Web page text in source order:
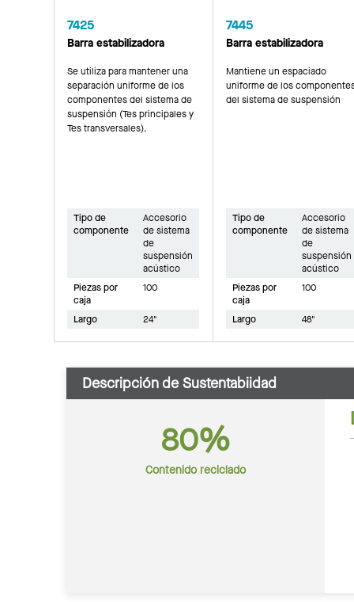
7425
Barra estabilizadora
Se utiliza para mantener una
separación uniforme de los
componentes del sistema de
suspensión (Tes principales y
Tes transversales).
Tipo de
componente
Accesorio
de sistema
de
suspensión
acústico
Piezas por
caja
100
Largo 24"
7445
Barra estabilizadora
Mantiene un espaciado
uniforme de los
del sistema de suspensión
Tipo de
componente
Accesorio
de sistema
de
suspensión
acústico
Piezas por
caja
100
Largo 48"
Descripción de Sustentabiidad
80%
Contenido reciclado